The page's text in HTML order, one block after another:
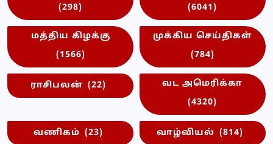
(298)
(6041)
மத்திய கிழக்கு
(1566)
முக்கிய செய்திகள்
(784)
ராசிபலன் (22)
வட அமெரிக்கா
(4320)
வணிகம் (23) வாழ்வியல் (814)